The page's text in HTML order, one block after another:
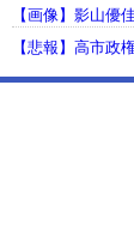
【画像】影山優
【悲報】高市政